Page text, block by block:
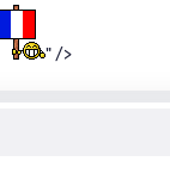
" />